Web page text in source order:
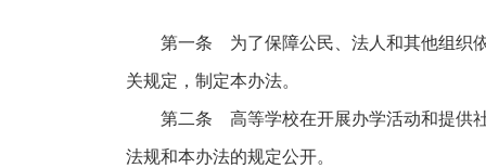
第一条 为了保障公民、法人和其他组织依
关规定，制定本办法。
第二条 高等学校在开展办学活动和提供社
法规和本办法的规定公开。